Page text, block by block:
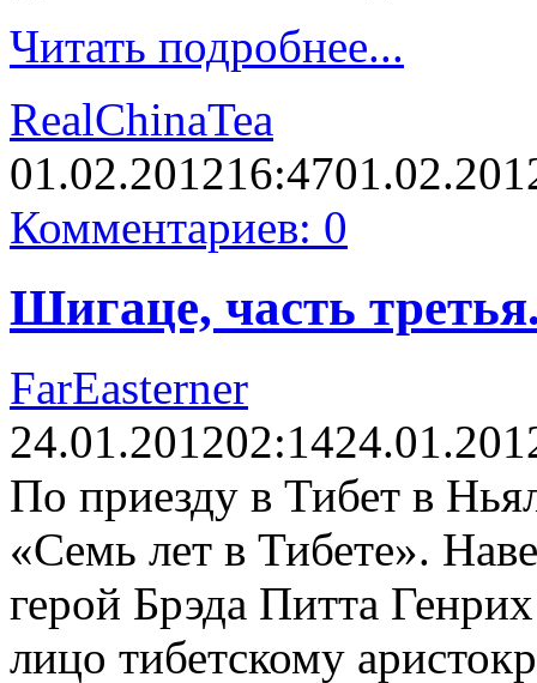
Читать подробнее...
RealChinaTea
01.02.201216:47
Комментариев: 0
Шигаце, часть
FarEasterner
24.01.201202:14
По приезду в Тибет в
«Семь лет в Тибете».
герой Брэда Питта
лицо тибетскому